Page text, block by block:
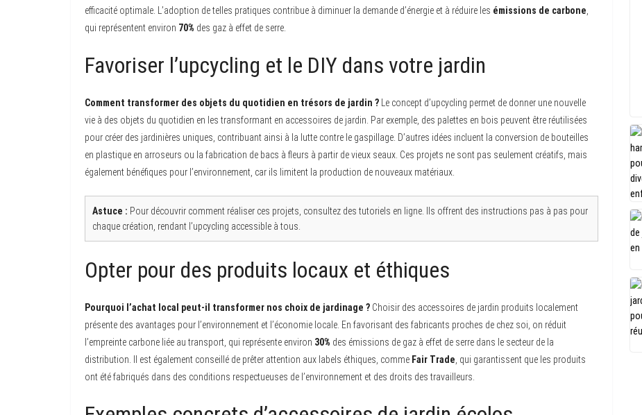
efficacité optimale. L’adoption de telles pratiques contribue à diminuer la demande d’énergie et à réduire les émissions de carbone,
qui représentent environ 70% des gaz à effet de serre.
Favoriser l’upcycling et le DIY dans votre jardin
Comment transformer des objets du quotidien en trésors de jardin ? Le concept d’upcycling permet de donner une nouvelle
vie à des objets du quotidien en les transformant en accessoires de jardin. Par exemple, des palettes en bois peuvent être réutilisées
pour créer des jardinières uniques, contribuant ainsi à la lutte contre le gaspillage. D’autres idées incluent la conversion de bouteilles
en plastique en arroseurs ou la fabrication de bacs à fleurs à partir de vieux seaux. Ces projets ne sont pas seulement créatifs, mais
également bénéfiques pour l’environnement, car ils limitent la production de nouveaux matériaux.
Astuce : Pour découvrir comment réaliser ces projets, consultez des tutoriels en ligne. Ils offrent des instructions pas à pas pour
chaque création, rendant l’upcycling accessible à tous.
Opter pour des produits locaux et éthiques
Pourquoi l’achat local peut-il transformer nos choix de jardinage ? Choisir des accessoires de jardin produits localement
présente des avantages pour l’environnement et l’économie locale. En favorisant des fabricants proches de chez soi, on réduit
l’empreinte carbone liée au transport, qui représente environ 30% des émissions de gaz à effet de serre dans le secteur de la
distribution. Il est également conseillé de prêter attention aux labels éthiques, comme Fair Trade, qui garantissent que les produits
ont été fabriqués dans des conditions respectueuses de l’environnement et des droits des travailleurs.